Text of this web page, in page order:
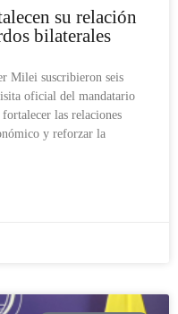
su relación
bilaterales
Milei suscribieron seis
oficial del mandatario
las relaciones
y reforzar la